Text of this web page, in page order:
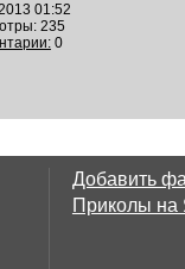
01:52
235
0
Добавить
Приколы